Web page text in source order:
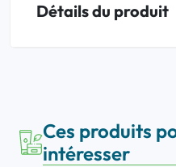
Détails du produit
Ces produits
intéresser